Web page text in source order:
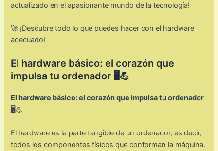
actualizado en el apasionante mundo de la tecnología!
🚀 ¡Descubre todo lo que puedes hacer con el hardware
adecuado!
El hardware básico: el corazón que
impulsa tu ordenador 🖥️💪
El hardware básico: el corazón que impulsa tu ordenador
🖥️💪
El hardware es la parte tangible de un ordenador, es decir,
todos los componentes físicos que conforman la máquina.